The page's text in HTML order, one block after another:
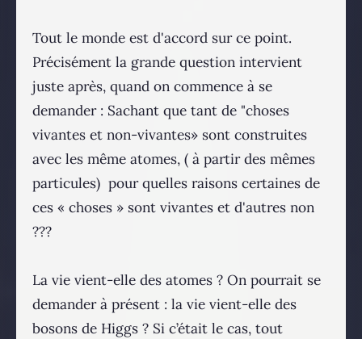
Tout le monde est d'accord sur ce point.
Précisément la grande question intervient
juste après, quand on commence à se
demander : Sachant que tant de "choses
vivantes et non-vivantes» sont construites
avec les même atomes, ( à partir des mêmes
particules) pour quelles raisons certaines de
ces « choses » sont vivantes et d'autres non
???
La vie vient-elle des atomes ? On pourrait se
demander à présent : la vie vient-elle des
bosons de Higgs ? Si c’était le cas, tout